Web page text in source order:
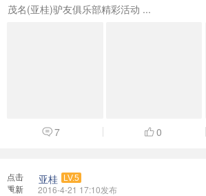
茂名(亚桂)驴友俱乐部精彩活动 ...
7 0
点击
重新
亚桂 LV.5
2016-4-21 17:10发布